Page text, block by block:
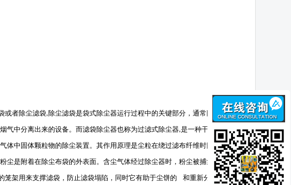
或者除尘滤袋, 除尘滤袋是袋式除尘器运行过程中的关键部分，通常圆筒型滤袋
气中分离出来的设备。而滤袋除尘器也称为过滤式除尘器,是一种干式 除尘
体中固体颗粒物的除尘装置。其作用原理是尘粒在绕过滤布纤维时因惯性力作
尘是附着在除尘布袋的外表面。含尘气体经过除尘器时，粉尘被捕集在滤袋的
笼架用来支撑滤袋，防止滤袋塌陷，同时它有助于尘饼的 和重新分布。除尘